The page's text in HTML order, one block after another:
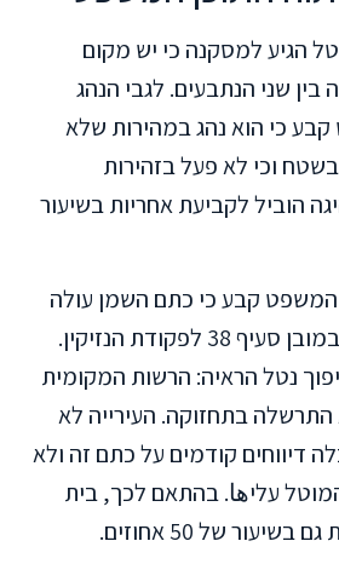
הגיע למסקנה כי יש מקום
בין שני הנתבעים. לגבי הנהג
כי הוא נהג במהירות שלא
וכי לא פעל בזהירות
הוביל לקביעת אחריות בשיעור
המשפט קבע כי כתם השמן עולה
לכדי "דבר מסוכן" במובן סעיף 38 לפקודת הנזיקין.
נטל הראיה: הרשות המקומית
התרשלה בתחזוקה. העירייה לא
דיווחים קודמים על כתם זה ולא
עליها. בהתאם לכך, בית
של 50 אחוזים.